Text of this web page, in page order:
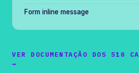
Form inline message
VER DOCUMENTAÇÃO DOS 510
→